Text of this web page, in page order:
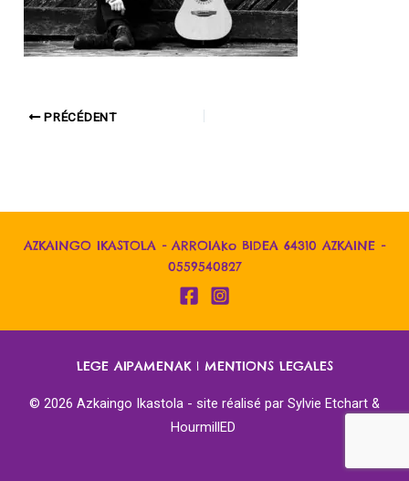
PRÉCÉDENT
AZKAINGO IKASTOLA - ARROIAko BIDEA 64310 AZKAINE -
0559540827
LEGE AIPAMENAK| MENTIONS LEGALES
© 2026 Azkaingo Ikastola - site réalisé par Sylvie Etchart &
HourmillED